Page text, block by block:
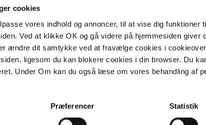
cookies
vores indhold og annoncer, til at vise dig funktioner
Ved at klikke OK og gå videre på hjemmesiden giver
ændre dit samtykke ved at fravælge cookies i
ligesom du kan blokere cookies i din browser. Du
Under Om kan du også læse om vores behandling af
Præferencer Statistik
” Jeg har
der for
Meget
igennem.